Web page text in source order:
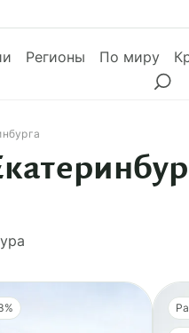
Регионы По миру
Месяцы